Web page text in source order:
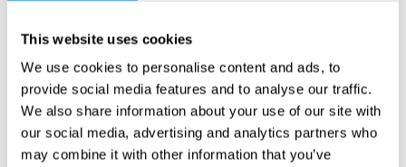
This website uses cookies
We use cookies to personalise content and ads, to
provide social media features and to analyse our traffic.
We also share information about your use of our site with
our social media, advertising and analytics partners who
may combine it with other information that you’ve